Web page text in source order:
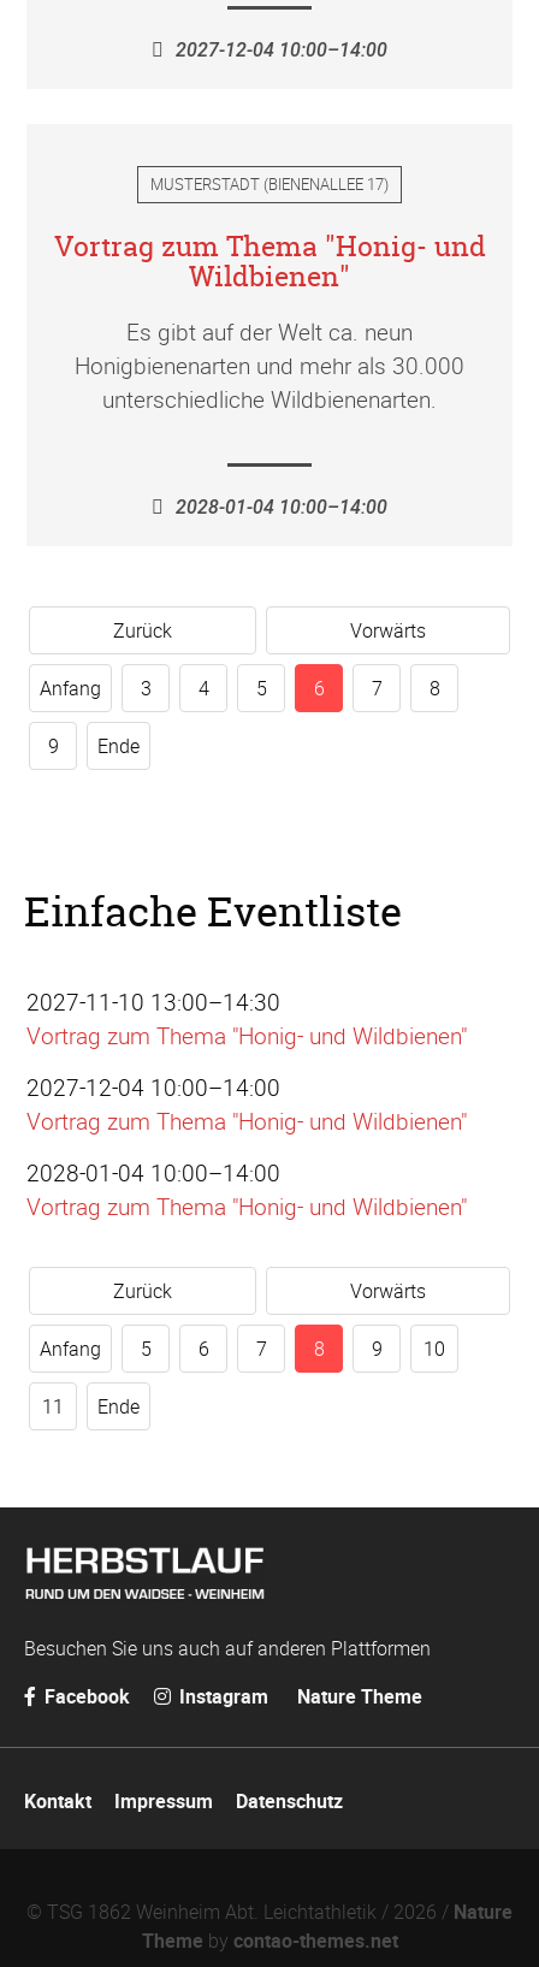
2027-12-04 10:00–14:00
MUSTERSTADT (BIENENALLEE 17)
Vortrag zum Thema "Honig- und
Wildbienen"
Es gibt auf der Welt ca. neun
Honigbienenarten und mehr als 30.000
unterschiedliche Wildbienenarten.
2028-01-04 10:00–14:00
Zurück Vorwärts
Anfang 3 4 5 6 7 8
9 Ende
Einfache Eventliste
2027-11-10 13:00–14:30
Vortrag zum Thema "Honig- und Wildbienen"
2027-12-04 10:00–14:00
Vortrag zum Thema "Honig- und Wildbienen"
2028-01-04 10:00–14:00
Vortrag zum Thema "Honig- und Wildbienen"
Zurück Vorwärts
Anfang 5 6 7 8 9 10
11 Ende
Besuchen Sie uns auch auf anderen Plattformen
Facebook
Instagram Nature Theme
überspringen
Kontakt Impressum Datenschutz
© TSG 1862 Weinheim Abt. Leichtathletik / 2026 / Nature
Theme by contao-themes.net